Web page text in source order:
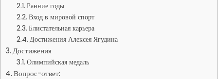
Ранние годы
Вход в мировой спорт
Блистательная карьера
Достижения Алексея Ягудина
Достижения
Олимпийская медаль
Вопрос-ответ: